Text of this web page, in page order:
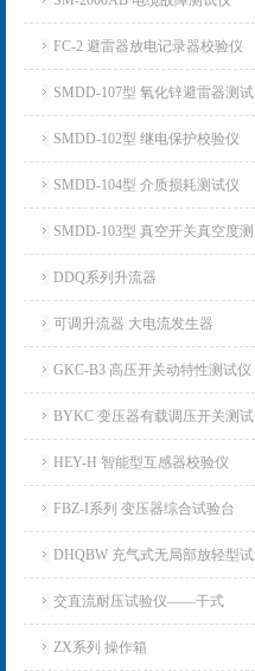
FC-2 避雷器放电记录器校验仪
SMDD-107型 氧化锌避雷器测试
仪
SMDD-102型 继电保护校验仪
SMDD-104型 介质损耗测试仪
SMDD-103型 真空开关真空度测
试仪
DDQ系列升流器
可调升流器 大电流发生器
GKC-B3 高压开关动特性测试仪
BYKC 变压器有载调压开关测试
仪
HEY-H 智能型互感器校验仪
FBZ-I系列 变压器综合试验台
DHQBW 充气式无局部放轻型试
验变压器
交直流耐压试验仪——干式
ZX系列 操作箱